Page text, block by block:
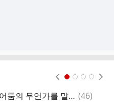
지금의 나를 만든... 어릴적 본 어둠의 무언가를 말해보는 달글 댓
(46)